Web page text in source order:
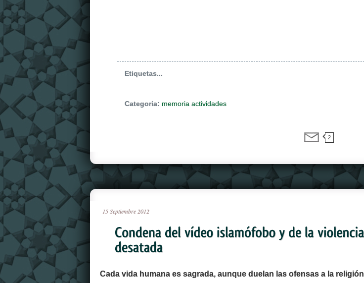
Etiquetas...
Categoria: memoria actividades
2
15Septiembre 2012
Cada vida humana es sagrada, aunque duelan las ofensas a la religión